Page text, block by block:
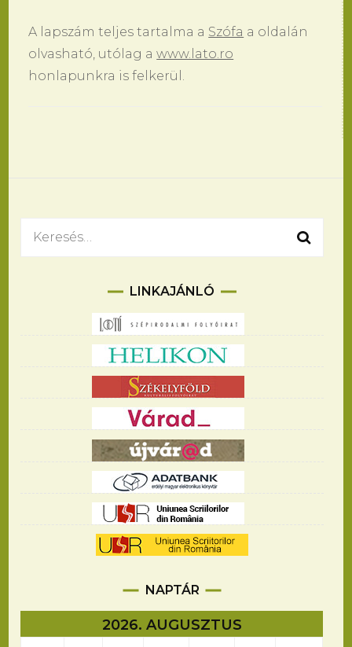
A lapszám teljes tartalma a Szófa a oldalán
olvasható, utólag awww.lato.ro
honlapunkra is felkerül.
Keresés:
LINKAJÁNLÓ
NAPTÁR
2026. AUGUSZTUS